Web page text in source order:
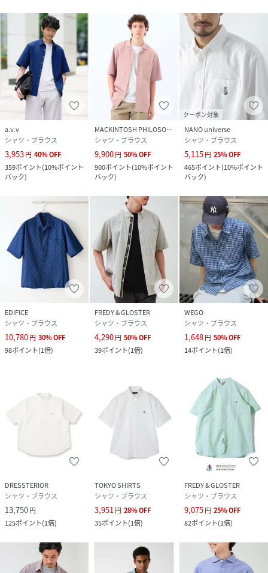
a.v.v
シャツ・ブラウス
3,953円 40%OFF
359ポイント(10%ポイント
バック)
MACKINTOSH PHILOSOPHY
シャツ・ブラウス
9,900円 50%OFF
900ポイント(10%ポイント
バック)
クーポン対象
NANO universe
シャツ・ブラウス
5,115円 25%OFF
465ポイント(10%ポイント
バック)
EDIFICE
シャツ・ブラウス
10,780円 30%OFF
98ポイント(1倍)
FREDY & GLOSTER
シャツ・ブラウス
4,290円 50%OFF
39ポイント(1倍)
WEGO
シャツ・ブラウス
1,648円 50%OFF
14ポイント(1倍)
DRESSTERIOR
シャツ・ブラウス
13,750円
125ポイント(1倍)
TOKYO SHIRTS
シャツ・ブラウス
3,951円 28%OFF
35ポイント(1倍)
FREDY & GLOSTER
シャツ・ブラウス
9,075円 25%OFF
82ポイント(1倍)